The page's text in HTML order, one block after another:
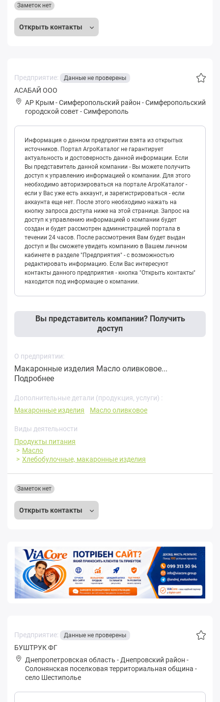
Открыть контакты
Заметок нет
Предприятие: Данные не проверены
АСАБАЙ ООО
АР Крым-Симферопольский район -Симферопольский
городской совет-Симферополь
Информация о данном предприятии взята из открытых
источников. Портал АгроКаталог не гарантирует
актуальность и достоверность данной информации. Если
Вы представитель данной компании - Вы можете получить
доступ к управлению информацией о компании. Для этого
необходимо авторизироваться на портале АгроКаталог -
если у Вас уже есть аккаунт, и зарегистрироваться - если
аккаунта еще нет. После этого необходимо нажать на
кнопку запроса доступа ниже на этой странице. Запрос на
доступ к управлению информацией о компании будет
создан и будет рассмотрен администрацией портала в
течении 24 часов. После рассмотрения Вам будет выдан
доступ и Вы сможете увидеть компанию в Вашем личном
кабинете в разделе "Предприятия" - с возможностью
редактировать информацию. Если Вас интересуют
контакты данного предприятия - кнопка "Открыть контакты"
находится под информацие о компании.
Вы представитель компании? Получить
доступ
О предприятии:
Макаронные изделия Масло оливковое...
Подробнее
Дополнительные детали (продукция, услуги) :
Макаронные изделия
Масло оливковое
Виды деятельности
Продукты питания
Масло
Хлебобулочные, макаронные изделия
Открыть контакты
Заметок нет
Предприятие: Данные не проверены
БУШТРУК ФГ
Днепропетровская область -Днепровский район -
Сoлoнянская поселковая территориальная община -
село Шестиполье